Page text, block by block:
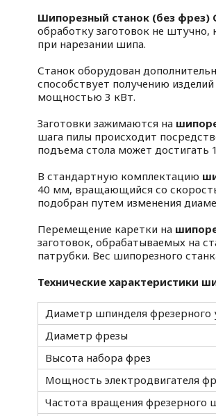
Шипорезный станок (без фрез)
обработку заготовок не штучно,
при нарезании шипа.
Станок оборудован
способствует получению
мощностью 3 кВт.
Заготовки зажимаются на
шага пилы происходит
подъема стола может достигать
В стандартную комплектацию
40 мм, вращающийся со
подобран путем изменения
Перемещение каретки на
заготовок, обрабатываемых на
патрубки. Вес шипорезного
Технические характеристики
Диаметр шпинделя фрезерного
Диаметр фрезы
Высота набора фрез
Мощность электродвигателя
Частота вращения фрезерного